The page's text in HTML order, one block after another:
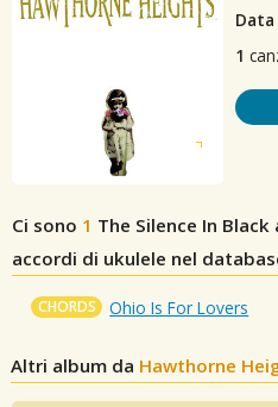
1
Ci sono 1 The Silence In
accordi di ukulele nel
CHORDS Ohio Is For Lovers
Altri album da Hawthorne